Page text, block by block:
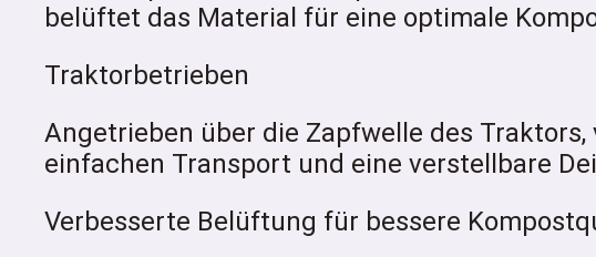
belüftet das Material für eine optimale
Traktorbetrieben
Angetrieben über die Zapfwelle des
einfachen Transport und eine verstellbare
Verbesserte Belüftung für bessere